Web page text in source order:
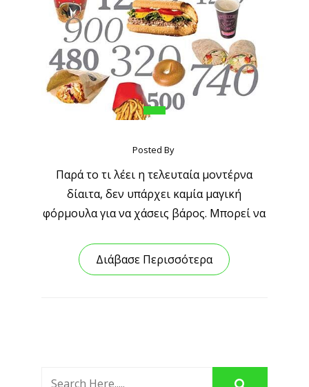
Posted By
Παρά το τι λέει η τελευταία μοντέρνα
δίαιτα, δεν υπάρχει καμία μαγική
φόρμουλα για να χάσεις βάρος. Μπορεί να
Διάβασε Περισσότερα